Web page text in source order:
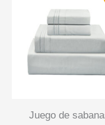
juego de sabanas